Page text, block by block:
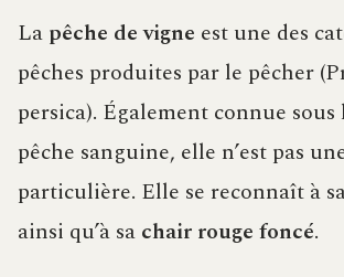
La pêche de vigne est une des
pêches produites par le pêcher
persica). Également connue sous
pêche sanguine, elle n’est pas
particulière. Elle se reconnaît à
ainsi qu’à sa chair rouge foncé.